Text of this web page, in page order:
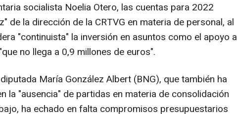
socialista Noelia Otero, las cuentas para 2022
de la dirección de la CRTVG en materia de personal, al
"continuista" la inversión en asuntos como el apoyo a
no llega a 0,9 millones de euros".
María González Albert (BNG), que también ha
la "ausencia" de partidas en materia de consolidación
ha echado en falta compromisos presupuestarios